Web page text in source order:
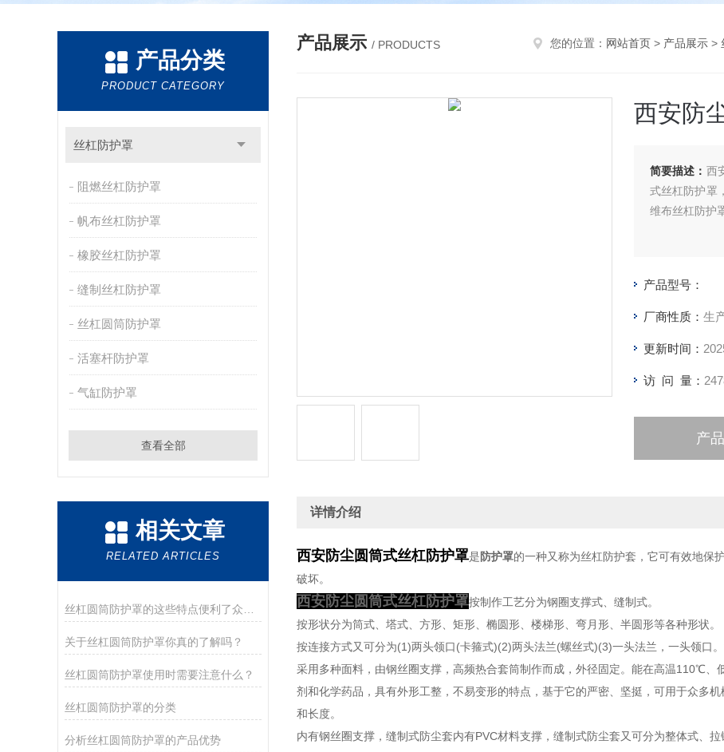
产品分类
PRODUCT CATEGORY
丝杠防护罩
阻燃丝杠防护罩
帆布丝杠防护罩
橡胶丝杠防护罩
缝制丝杠防护罩
丝杠圆筒防护罩
活塞杆防护罩
气缸防护罩
查看全部
相关文章
RELATED ARTICLES
关于丝杠圆筒防护罩你真的了解吗？
丝杠圆筒防护罩使用时需要注意什么？
丝杠圆筒防护罩的分类
分析丝杠圆筒防护罩的产品优势
产品展示 / PRODUCTS 您的位置： 网站首页 > 产品展示 >
西安防
简要描述： 西
式丝杠防护罩
维布丝杠防护
产品型号：
厂商性质： 生
更新时间：
访 问 量：
产
详情介绍
西安防尘圆筒式丝杠防护罩是防护罩的一种又称为丝杠防护套 ，它可有效地保
破坏。
西安防尘圆筒式丝杠防护罩按制作工艺分为钢圈支撑式、缝制式。
按形状分为筒式、塔式、方形、矩形、椭圆形、楼梯形、弯月形、半圆形等各种形状。
按连接方式又可分为(1)两头领口(卡箍式)(2)两头法兰(螺丝式)(3)一头法兰，一头领口
采用多种面料，由钢丝圈支撑，高频热合套筒制作而成，外径固定。能在高温110℃
剂和化学药品，具有外形工整，不易变形的特点，基于它的严密、坚挺，可用于众多
和长度。
内有钢丝圈支撑，缝制式防尘套内有PVC材料支撑，缝制式防尘套又可分为整体式、